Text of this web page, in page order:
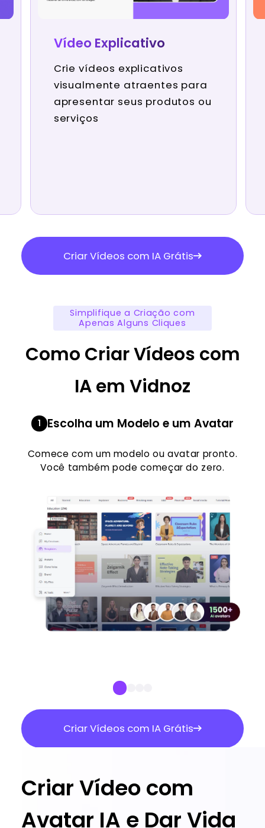
Vídeo Explicativo
Crie vídeos explicativos
visualmente atraentes para
apresentar seus produtos ou
serviços
Criar Vídeos com IA Grátis
Simplifique a Criação com
Apenas Alguns Cliques
Como Criar Vídeos com
IA em Vidnoz
1 Escolha um Modelo e um Avatar
Comece com um modelo ou avatar pronto.
Você também pode começar do zero.
Criar Vídeos com IA Grátis
Criar Vídeo com
Avatar IA e Dar Vida